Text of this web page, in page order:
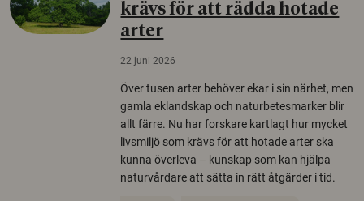
krävs för att rädda hotade
arter
22 juni 2026
Över tusen arter behöver ekar i sin närhet, men
gamla eklandskap och naturbetesmarker blir
allt färre. Nu har forskare kartlagt hur mycket
livsmiljö som krävs för att hotade arter ska
kunna överleva – kunskap som kan hjälpa
naturvårdare att sätta in rätt åtgärder i tid.